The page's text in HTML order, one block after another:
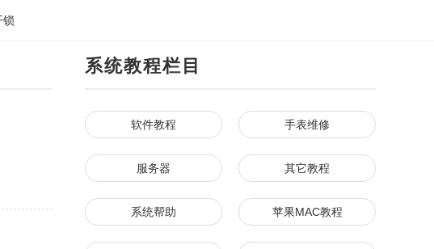
锁
系统教程栏目
软件教程 手表维修
服务器 其它教程
系统帮助 苹果MAC教程